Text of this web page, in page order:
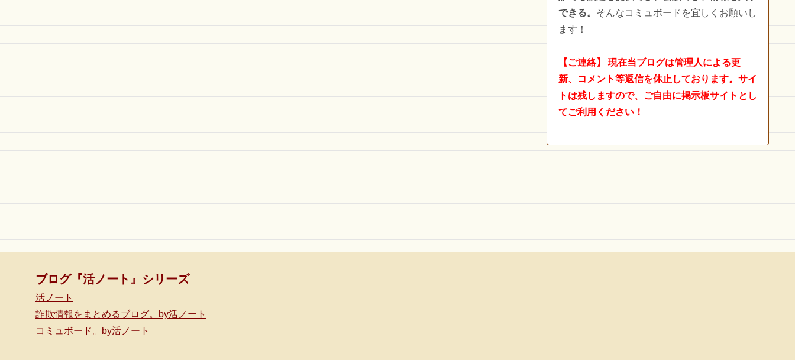
できる。 そんなコミュボードを宜しくお願いし
ます！
【ご連絡】
現在当ブログは管理人による更
新、コメント等返信を休止しております。サイ
トは残しますので、ご自由に掲示板サイトとし
てご利用ください！
ブログ『活ノート』シリーズ
活ノート
詐欺情報をまとめるブログ。by活ノート
コミュボード。by活ノート